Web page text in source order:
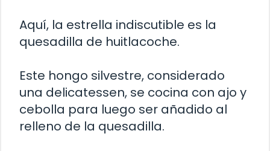
Aquí, la estrella indiscutible es la
quesadilla de huitlacoche.
Este hongo silvestre, considerado
una delicatessen, se cocina con ajo y
cebolla para luego ser añadido al
relleno de la quesadilla.